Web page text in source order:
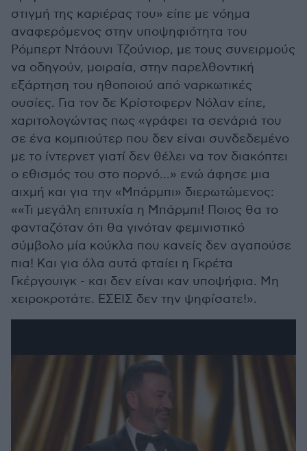
στιγμή της καριέρας του» είπε με νόημα
αναφερόμενος στην υποψηφιότητα του
Ρόμπερτ Ντάουνι Τζούνιορ, με τους συνειρμούς
να οδηγούν, μοιραία, στην παρελθοντική
εξάρτηση του ηθοποιού από ναρκωτικές
ουσίες. Για τον δε Κρίστοφερν Νόλαν είπε,
χαριτολογώντας πως «γράφει τα σενάριά του
σε ένα κομπιούτερ που δεν είναι συνδεδεμένο
με το ίντερνετ γιατί δεν θέλει να τον διακόπτει
ο εθισμός του στο πορνό...» ενώ άφησε μια
αιχμή και για την «Μπάρμπι» διερωτώμενος:
««Τι μεγάλη επιτυχία η Μπάρμπι! Ποιος θα το
φανταζόταν ότι θα γινόταν φεμινιστικό
σύμβολο μία κούκλα που κανείς δεν αγαπούσε
πια! Και για όλα αυτά φταίει η Γκρέτα
Γκέργουιγκ - και δεν είναι καν υποψήφια. Μη
χειροκροτάτε. ΕΣΕΙΣ δεν την ψηφίσατε!».